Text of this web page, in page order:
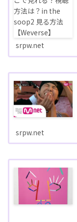
srpw.net
srpw.net